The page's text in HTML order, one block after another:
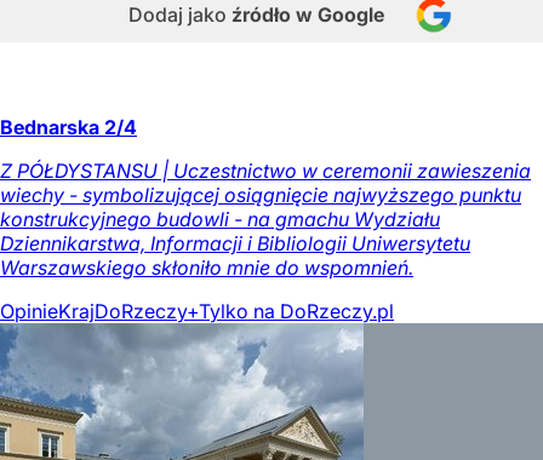
Dodaj jako źródło w Google
Bednarska 2/4
Z PÓŁDYSTANSU | Uczestnictwo w ceremonii zawieszenia
wiechy - symbolizującej osiągnięcie najwyższego punktu
konstrukcyjnego budowli - na gmachu Wydziału
Dziennikarstwa, Informacji i Bibliologii Uniwersytetu
Warszawskiego skłoniło mnie do wspomnień.
OpinieKrajDoRzeczy+Tylko na DoRzeczy.pl